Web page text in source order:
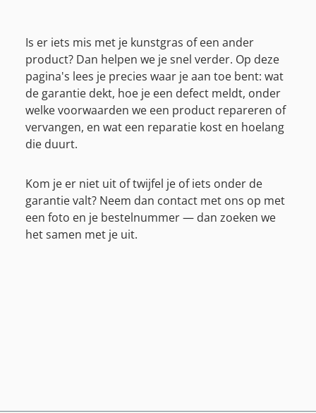
Is er iets mis met je kunstgras of een ander
product? Dan helpen we je snel verder. Op deze
pagina's lees je precies waar je aan toe bent: wat
de garantie dekt, hoe je een defect meldt, onder
welke voorwaarden we een product repareren of
vervangen, en wat een reparatie kost en hoelang
die duurt.
Kom je er niet uit of twijfel je of iets onder de
garantie valt? Neem dan contact met ons op met
een foto en je bestelnummer — dan zoeken we
het samen met je uit.